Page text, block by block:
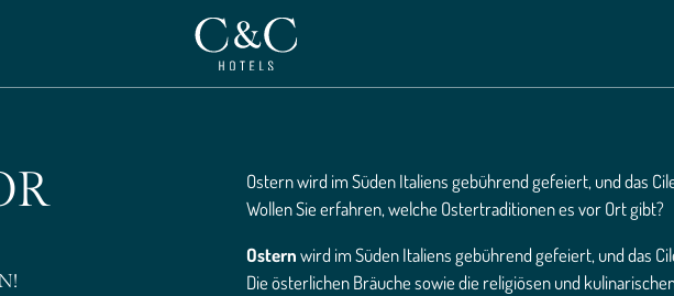
Ostern wird im Süden Italiens gebührend gefeiert, und das
Wollen Sie erfahren, welche Ostertraditionen es vor Ort gibt?
Osternwird im Süden Italiens gebührend gefeiert, und das
Die österlichen Bräuche sowie die religiösen und